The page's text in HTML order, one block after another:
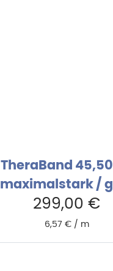
TheraBand
maximalstark /
299,00€
6,57 €/ m